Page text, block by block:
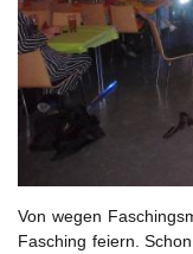
Von wegen
Fasching feiern.